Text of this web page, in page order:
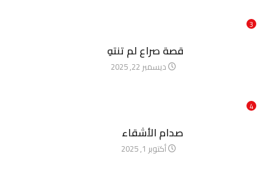
3
قصة صراع لم تنتهِ
ديسمبر 22, 2025
4
صدام الأشقاء
أكتوبر 1, 2025